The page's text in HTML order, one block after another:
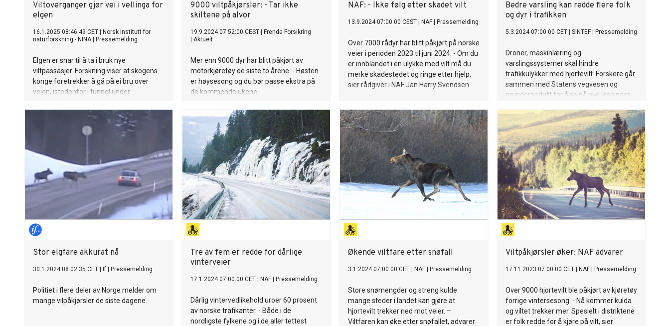
Viltoverganger gjør vei i vellinga for
elgen
16.1.2025 08:46:49 CET
Norsk institutt for
naturforskning - NINA| Pressemelding
Elgen er snar til å ta i bruk nye
viltpassasjer. Forskning viser at skogens
konge foretrekker å gå på ei bru over
veien, istedenfor i tunnel under.
9000 viltpåkjørsler: - Tar ikke
skiltene på alvor
19.9.2024 07:52:00 CEST
Frende Forsikring
Aktuelt
Mer enn 9000 dyr har blitt påkjørt av
motorkjøretøy de siste to årene. - Høsten
er høysesong og du bør passe ekstra på
de kommende ukene.
NAF: - Ikke følg etter skadet vilt
13.9.2024 07:00:00 CEST NAF Pressemelding
Over 7000 rådyr har blitt påkjørt på norske
veier i perioden 2023 til juni 2024. - Om du
er innblandet i en ulykke med vilt må du
merke skadestedet og ringe etter hjelp,
sier rådgiver i NAF Jan Harry Svendsen.
Bedre varsling kan redde flere folk
og dyr i trafikken
5.3.2024 07:00:00 CET SINTEF Pressemelding
Droner, maskinlæring og
varslingssystemer skal hindre
trafikkulykker med hjortevilt. Forskere går
sammen med Statens vegvesen og
gründerbedrift for å se på nye løsninger.
Stor elgfare akkurat nå
30.1.2024 08:02:35 CET If Pressemelding
Politiet i flere deler av Norge melder om
mange vilpåkjørsler de siste dagene.
Tre av fem er redde for dårlige
vinterveier
17.1.2024 07:00:00 CET NAF Pressemelding
Dårlig vintervedlikehold uroer 60 prosent
av norske trafikanter. - Både i de
nordligste fylkene og i de aller tettest
Økende viltfare etter snøfall
3.1.2024 07:00:00 CET NAF Pressemelding
Store snømengder og streng kulde
mange steder i landet kan gjøre at
hjortevilt trekker ned mot veier. –
Viltfaren kan øke etter snøfallet, advarer
Viltpåkjørsler øker: NAF advarer
17.11.2023 07:00:00 CET NAF Pressemelding
Over 9000 hjortevilt ble påkjørt av kjøretøy
forrige vintersesong. - Nå kommer kulda
og viltet trekker mer. Spesielt i distriktene
er folk redde for å kjøre på vilt, sier